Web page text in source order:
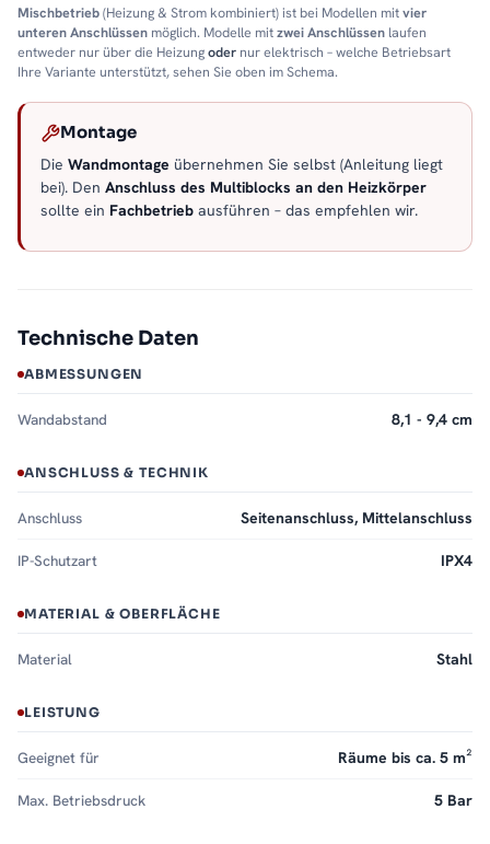
Mischbetrieb(Heizung & Strom kombiniert) ist bei Modellen mitvier
unteren Anschlüssen möglich. Modelle mitzwei Anschlüssen laufen
entweder nur über die Heizungoder nur elektrisch – welche Betriebsart
Ihre Variante unterstützt, sehen Sie oben im Schema.
Montage
Die Wandmontage übernehmen Sie selbst (Anleitung liegt
bei). Den Anschluss des Multiblocks an den Heizkörper
sollte ein Fachbetrieb ausführen – das empfehlen wir.
Technische Daten
ABMESSUNGEN
Wandabstand 8,1 - 9,4 cm
ANSCHLUSS & TECHNIK
Anschluss Seitenanschluss, Mittelanschluss
IP-Schutzart IPX4
MATERIAL & OBERFLÄCHE
Material Stahl
LEISTUNG
Geeignet für Räume bis ca. 5 m²
Max. Betriebsdruck 5 Bar